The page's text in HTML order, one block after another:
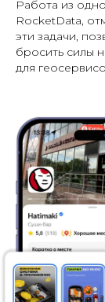
Работа из
RocketData,
эти задачи,
бросить силы
для